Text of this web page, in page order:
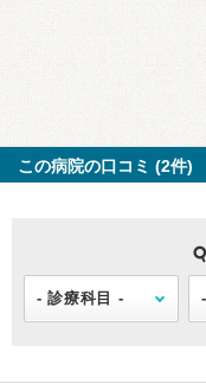
この病院の口コミ (2件)